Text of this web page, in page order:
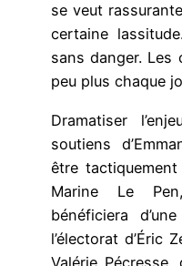
se veut
certaine
sans danger. Les
peu plus chaque
Dramatiser
soutiens
être
Marine Le
bénéficiera
l’électorat d’Éric
Valérie Pécresse,